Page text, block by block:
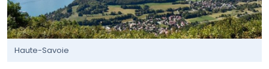
Haute-Savoie